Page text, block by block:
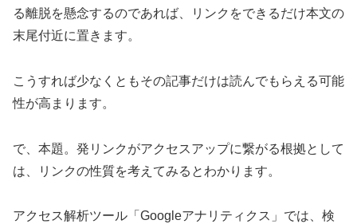
る離脱を懸念するのであれば、リンクをできるだけ本文の
末尾付近に置きます。
こうすれば少なくともその記事だけは読んでもらえる可能
性が高まります。
で、本題。発リンクがアクセスアップに繋がる根拠として
は、リンクの性質を考えてみるとわかります。
アクセス解析ツール「Googleアナリティクス」では、検